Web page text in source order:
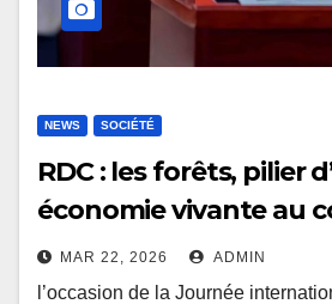
NEWS SOCIÉTÉ
RDC : les forêts, pilier
économie vivante au
développement
MAR 22, 2026 ADMIN
l’occasion de la Journée